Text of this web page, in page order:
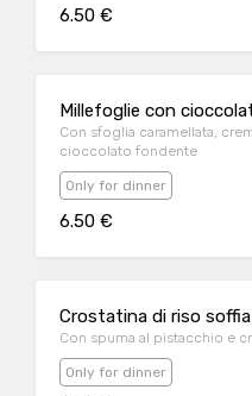
6.50 €
Millefoglie con
Con sfoglia caramellata,
cioccolato fondente
Only for dinner
6.50 €
Crostatina di riso
Con spuma al pistacchio e
Only for dinner